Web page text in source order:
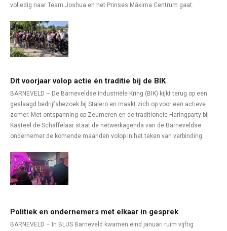
volledig naar Team Joshua en het Prinses Máxima Centrum gaat.
Dit voorjaar volop actie én traditie bij de BIK
BARNEVELD – De Barneveldse Industriële Kring (BIK) kijkt terug op een
geslaagd bedrijfsbezoek bij Stalero en maakt zich op voor een actieve
zomer. Met ontspanning op Zeumeren en de traditionele Haringparty bij
Kasteel de Schaffelaar staat de netwerkagenda van de Barneveldse
ondernemer de komende maanden volop in het teken van verbinding.
Politiek en ondernemers met elkaar in gesprek
BARNEVELD – In BLUS Barneveld kwamen eind januari ruim vijftig